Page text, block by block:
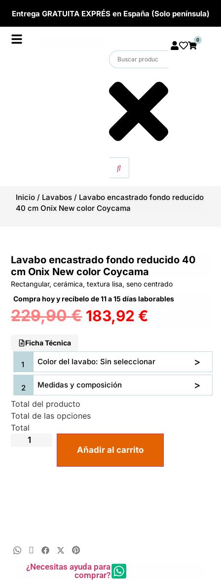
Entrega GRATUITA EXPRÉS en España (Solo península)
0
Inicio / Lavabos / Lavabo encastrado fondo reducido
40 cm Onix New color Coycama
Lavabo encastrado fondo reducido 40
cm Onix New color Coycama
Rectangular, cerámica, textura lisa, seno centrado
Compra hoy y recíbelo de 11 a 15 días laborables
229,90€ 183,92 €
Ficha Técnica
Color del lavabo: Sin seleccionar
Medidas y composición
Total del producto
Total de las opciones
Total
Añadir al carrito
¿Necesitas ayuda para
comprar?